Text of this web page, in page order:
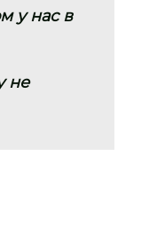
у нас в
не